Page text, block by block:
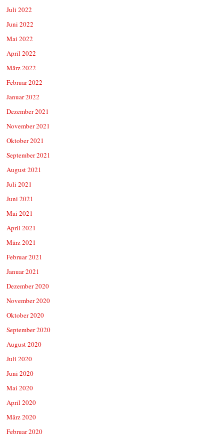
Juli 2022
Juni 2022
Mai 2022
April 2022
März 2022
Februar 2022
Januar 2022
Dezember 2021
November 2021
Oktober 2021
September 2021
August 2021
Juli 2021
Juni 2021
Mai 2021
April 2021
März 2021
Februar 2021
Januar 2021
Dezember 2020
November 2020
Oktober 2020
September 2020
August 2020
Juli 2020
Juni 2020
Mai 2020
April 2020
März 2020
Februar 2020